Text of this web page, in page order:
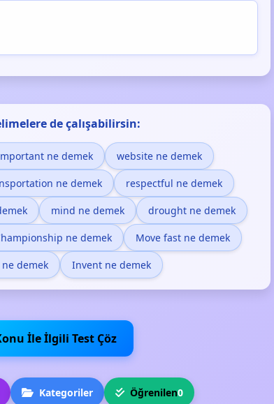
de çalışabilirsin:
ne demek website ne demek
ne demek respectful ne demek
mind ne demek drought ne demek
ne demek Move fast ne demek
demek Invent ne demek
İle İlgili Test Çöz
Kategoriler Öğrenilen0